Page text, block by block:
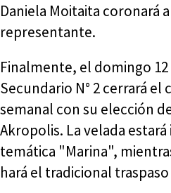
Daniela Moitaita coronará
representante.
Finalmente, el domingo
Secundario N° 2 cerrará el
semanal con su elección
Akropolis. La velada estará
temática "Marina",
hará el tradicional